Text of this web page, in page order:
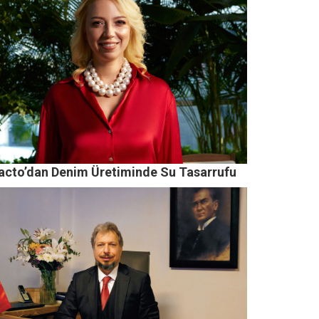
Denim Üretiminde Su Tasarrufu